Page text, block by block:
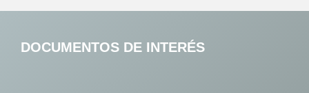
DOCUMENTOS DE INTERÉS